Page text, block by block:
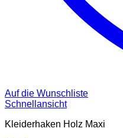
Auf die Wunschliste
Schnellansicht
Kleiderhaken Holz Maxi